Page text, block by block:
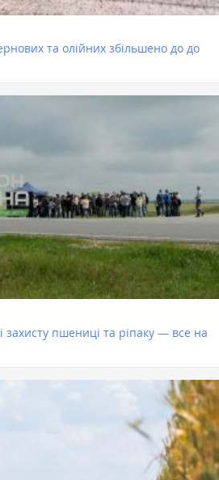
та олійних збільшено до до
пшениці та ріпаку — все на